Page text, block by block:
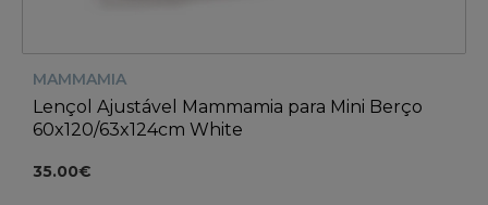
MAMMAMIA
Lençol Ajustável Mammamia para Mini Berço
60x120/63x124cm White
35.00€